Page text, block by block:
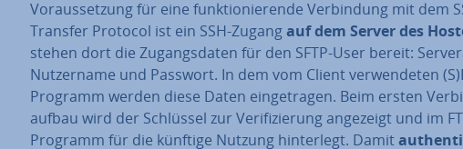
Vor­aus­set­zung für eine funk­tio­nie­ren­de Ver­bin­dung mit dem
Transfer Protocol ist ein SSH-Zugangauf dem Server des
stehen dort die Zu­gangs­da­ten für den SFTP-User bereit:
Nut­zer­na­me und Passwort. In dem vom Client ver­wen­de­ten
Programm werden diese Daten ein­ge­tra­gen. Beim ersten
auf­bau wird der Schlüssel zur Ve­ri­fi­zie­rung angezeigt und im
Programm für die künftige Nutzung hin­ter­legt. Damit